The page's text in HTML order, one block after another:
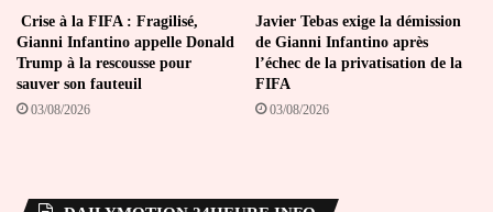
Crise à la FIFA : Fragilisé,
Gianni Infantino appelle Donald
Trump à la rescousse pour
sauver son fauteuil
03/08/2026
Javier Tebas exige la démission
de Gianni Infantino après
l’échec de la privatisation de la
FIFA
03/08/2026